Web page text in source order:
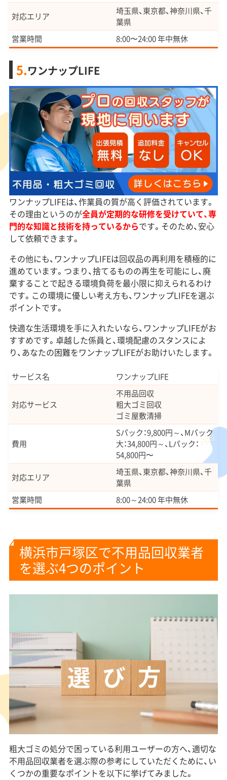
対応エリア
埼玉県、東京都、神奈川県、千
葉県
営業時間
8:00〜24:00 年中無休
5.ワンナップLIFE
ワンナップLIFEは、作業員の質が高く評価されています。
その理由というのが全員が定期的な研修を受けていて、専
門的な知識と技術を持っているからです。そのため、安心
して依頼できます。
その他にも、ワンナップLIFEは回収品の再利用を積極的に
進めています。つまり、捨てるものの再生を可能にし、廃
棄することで起きる環境負荷を最小限に抑えられるわけ
です。この環境に優しい考え方も、ワンナップLIFEを選ぶ
ポイントです。
快適な生活環境を手に入れたいなら、ワンナップLIFEがお
すすめです。卓越した係員と、環境配慮のスタンスによ
り、あなたの困難をワンナップLIFEがお助けいたします。
サービス名 ワンナップLIFE
対応サービス
不用品回収
粗大ゴミ回収
ゴミ屋敷清掃
費用
Sパック：9,800円～、Mパック
大：34,800円～、Lパック：
54,800円〜
対応エリア
埼玉県、東京都、神奈川県、千
葉県
営業時間
8:00～24:00 年中無休
横浜市戸塚区で不用品回収業者
を選ぶ4つのポイント
粗大ゴミの処分で困っている利用ユーザーの方へ、適切な
不用品回収業者を選ぶ際の参考にしていただくために、い
くつかの重要なポイントを以下に挙げてみました。